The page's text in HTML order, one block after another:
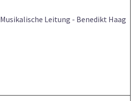
Musikalische Leitung - Benedikt Haag